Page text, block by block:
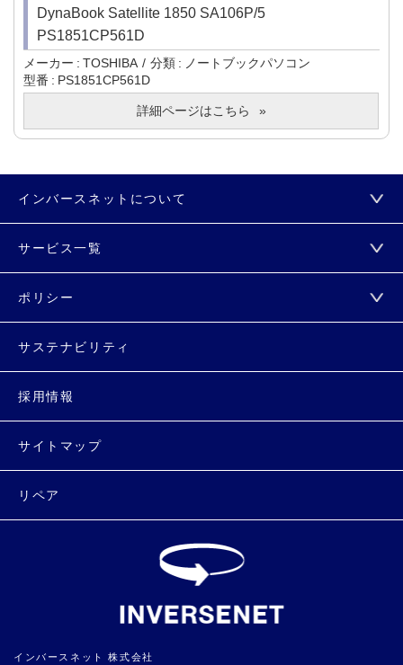
DynaBook Satellite 1850 SA106P/5
PS1851CP561D
メーカー TOSHIBA 分類
ノートブックパソコン
型番
PS1851CP561D
詳細ページはこちら
インバースネットについて
サービス一覧
ポリシー
サステナビリティ
採用情報
サイトマップ
リペア
インバースネット 株式会社